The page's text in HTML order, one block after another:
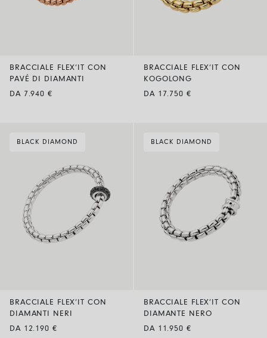
BRACCIALE FLEX’IT CON
PAVÉ DI DIAMANTI
DA 7.940 €
BRACCIALE FLEX’IT CON
KOGOLONG
DA 17.750 €
BLACK DIAMOND
BRACCIALE FLEX’IT CON
DIAMANTI NERI
DA 12.190 €
BLACK DIAMOND
BRACCIALE FLEX’IT CON
DIAMANTE NERO
DA 11.950 €